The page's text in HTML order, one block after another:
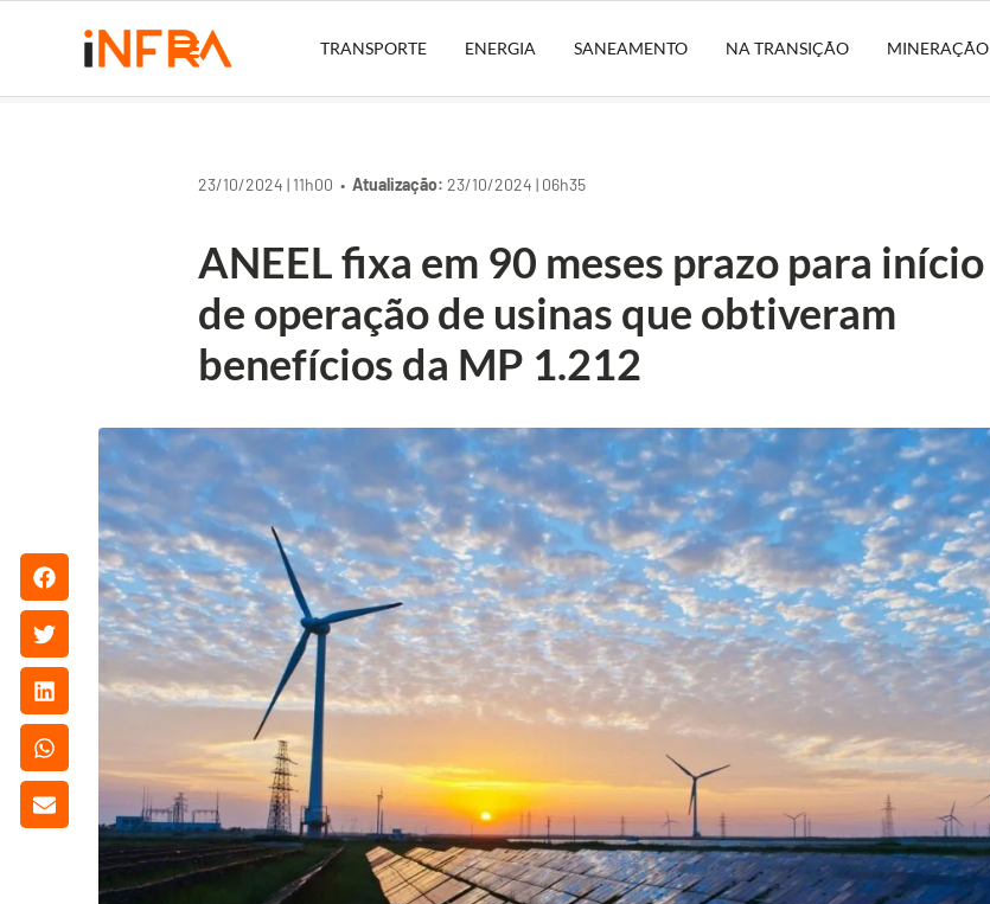
TRANSPORTE ENERGIA SANEAMENTO NA TRANSIÇÃO MINERAÇÃO
23/10/2024 | 11h00 •Atualização: 23/10/2024 | 06h35
ANEEL fixa em 90 meses prazo para início
de operação de usinas que obtiveram
benefícios da MP 1.212